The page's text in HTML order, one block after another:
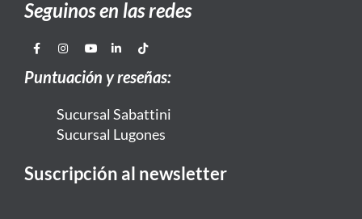
Seguinos en las redes
Puntuación y reseñas:
Sucursal Sabattini
Sucursal Lugones
Suscripción al newsletter